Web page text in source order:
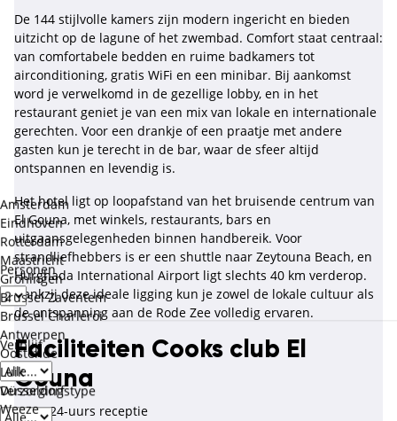
Personen
Verblijf
Verzorgingstype
Amsterdam
Eindhoven
Rotterdam
Maastricht
Groningen
Brussel Zaventem
Brussel Charleroi
Antwerpen
Oostende
Luik
Düsseldorf
Weeze
De 144 stijlvolle kamers zijn modern ingericht en bieden
uitzicht op de lagune of het zwembad. Comfort staat centraal:
van comfortabele bedden en ruime badkamers tot
airconditioning, gratis WiFi en een minibar. Bij aankomst
word je verwelkomd in de gezellige lobby, en in het
restaurant geniet je van een mix van lokale en internationale
gerechten. Voor een drankje of een praatje met andere
gasten kun je terecht in de bar, waar de sfeer altijd
ontspannen en levendig is.
Het hotel ligt op loopafstand van het bruisende centrum van
El Gouna, met winkels, restaurants, bars en
uitgaansgelegenheden binnen handbereik. Voor
strandliefhebbers is er een shuttle naar Zeytouna Beach, en
Hurghada International Airport ligt slechts 40 km verderop.
Dankzij deze ideale ligging kun je zowel de lokale cultuur als
de ontspanning aan de Rode Zee volledig ervaren.
Faciliteiten Cooks club El
Gouna
24-uurs receptie